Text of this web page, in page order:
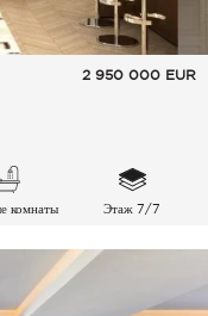
2 950 000 EUR
комнаты Этаж 7/7